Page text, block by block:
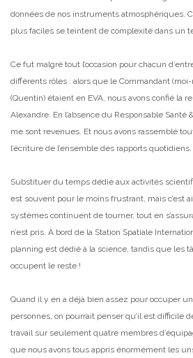
données de nos instruments atmosphériques.
plus faciles se teintent de complexité dans un
Ce fut malgré tout l’occasion pour chacun
différents rôles : alors que le Commandant
(Quentin) étaient en EVA, nous avons confié la
Alexandre. En l’absence du Responsable Santé
me sont revenues. Et nous avons rassemblé
l’écriture de l’ensemble des rapports quotidiens.
Substituer du temps dédié aux activités
est souvent pour le moins frustrant, mais c’est
systèmes continuent de tourner, tout en
n’est pris. À bord de la Station Spatiale
planning est dédié à la science, tandis que les
occupent le reste !
Quand il y en a déjà bien assez pour occuper
personnes, on pourrait penser qu’il est difficile
travail sur seulement quatre membres
que nous avons tous appris énormément les